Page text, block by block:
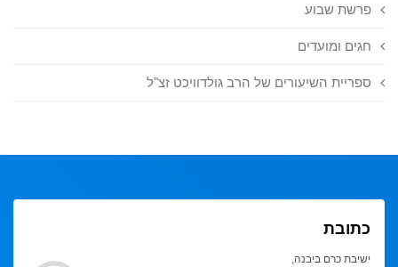
פרשת שבוע
חגים ומועדים
ספריית השיעורים של הרב גולדוויכט זצ"ל
כתובת
ישיבת כרם ביבנה,